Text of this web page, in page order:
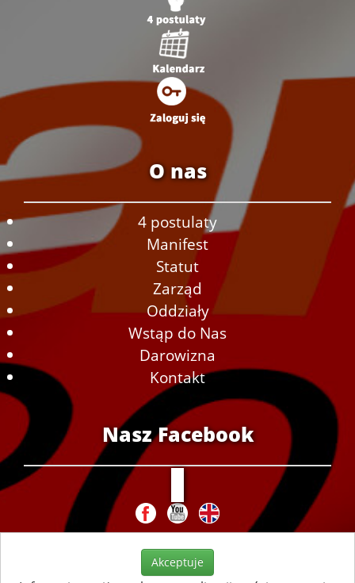
O nas
4 postulaty
Manifest
Statut
Zarząd
Oddziały
Wstąp do Nas
Darowizna
Kontakt
Nasz Facebook
Akceptuje